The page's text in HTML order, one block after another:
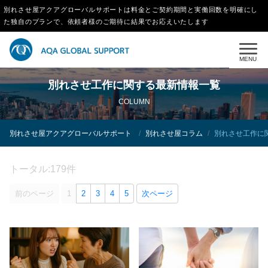
別れさせ屋アクアグローバルサポートは料金とご契約期間と実働回数を明確にし
た独自のプランで、依頼者様のご期待に結果でお応えいたします
MENU
別れさせ工作に関する最新情報一覧
COLUMN
別れさせ屋アクアグローバルサポート 別れさせ屋コラム 別れさせ工作に
トータル:179件
前のページ 1 2 3 4 5 次ページ